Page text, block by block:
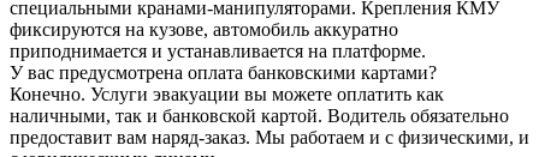
специальными кранами-манипуляторами. Крепления КМУ
фиксируются на кузове, автомобиль аккуратно
приподнимается и устанавливается на платформе.
У вас предусмотрена оплата банковскими картами?
Конечно. Услуги эвакуации вы можете оплатить как
наличными, так и банковской картой. Водитель обязательно
предоставит вам наряд-заказ. Мы работаем и с физическими, и